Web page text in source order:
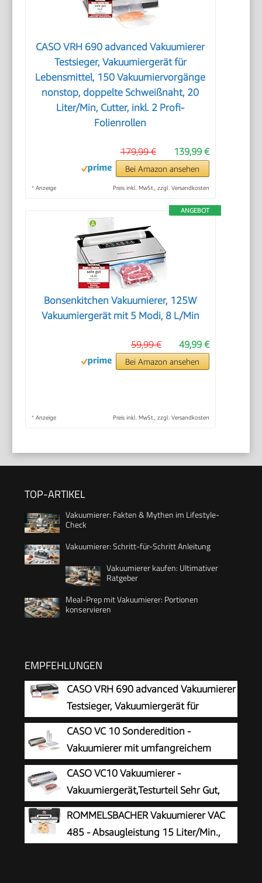
CASO VRH 690 advanced Vakuumierer
Testsieger, Vakuumiergerät für
Lebensmittel, 150 Vakuumiervorgänge
nonstop, doppelte Schweißnaht, 20
Liter/Min, Cutter, inkl. 2 Profi-
Folienrollen
139,99 €
179,99 €
Bei Amazon ansehen
* Anzeige Preis inkl. MwSt., zzgl. Versandkosten
ANGEBOT
Bonsenkitchen Vakuumierer, 125W
Vakuumiergerät mit 5 Modi, 8 L/Min
49,99 €
59,99 €
Bei Amazon ansehen
* Anzeige Preis inkl. MwSt., zzgl. Versandkosten
TOP-ARTIKEL
Vakuumierer: Fakten & Mythen im Lifestyle-
Check
Vakuumierer: Schritt-für-Schritt Anleitung
Vakuumierer kaufen: Ultimativer
Ratgeber
Meal-Prep mit Vakuumierer: Portionen
konservieren
EMPFEHLUNGEN
CASO VRH 690 advanced Vakuumierer
Testsieger, Vakuumiergerät für
Lebensmittel, 150 Vakuumiervorgänge nonstop,
doppelte Schweißnaht, 20 Liter/Min, Cutter, inkl.
2 Profi- Folienrollen
CASO VC 10 Sonderedition -
Vakuumierer mit umfangreichem
Zubehör, Testurteil Sehr Gut, inkl. 50
Profi-Folienbeutel und 2 Profi-Folienrollen
CASO VC10 Vakuumierer -
Vakuumiergerät,Testurteil Sehr Gut,
Lebensmittel bis zu 8x länger frisch,
30cm lange & stabile Schweißnaht, inkl. 10
Profi-Folienbeutel
ROMMELSBACHER Vakuumierer VAC
485 - Absaugleistung 15 Liter/Min.,